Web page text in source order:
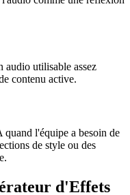
audio utilisable assez
contenu active.
quand l'équipe a besoin de
de style ou des
d'Effets